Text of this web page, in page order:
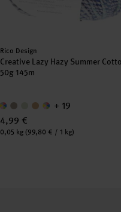
Hersteller:
Rico Design
Creative Lazy Hazy Summer
50g 145m
+ 19
4,99 €
Inhalt:
0,05 kg (99,80 € / 1 kg)